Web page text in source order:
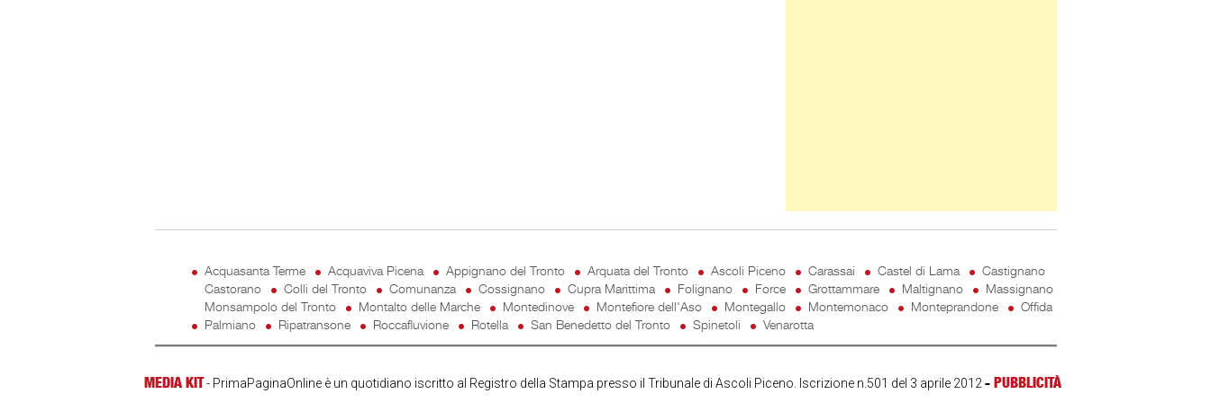
Acquasanta Terme Acquaviva Picena Appignano del Tronto Arquata del Tronto Ascoli Piceno Carassai Castel di Lama
Castignano
Castorano
Colli del Tronto Comunanza Cossignano Cupra Marittima Folignano Force Grottammare Maltignano
Massignano
Monsampolo del Tronto
Montalto delle Marche Montedinove Montefiore dell'Aso Montegallo Montemonaco Monteprandone
Offida
Palmiano
Ripatransone Roccafluvione Rotella San Benedetto del Tronto Spinetoli Venarotta
MEDIA KIT- PrimaPaginaOnline è un quotidiano iscritto al Registro della Stampa presso il Tribunale di Ascoli Piceno. Iscrizione n.501 del 3 aprile 2012- PUBBLICITÀ